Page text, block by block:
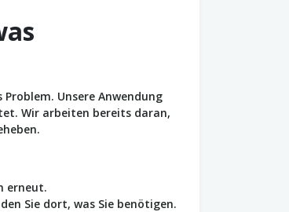
Unsere Anwendung
Wir arbeiten bereits daran,
erneut.
Sie dort, was Sie benötigen.